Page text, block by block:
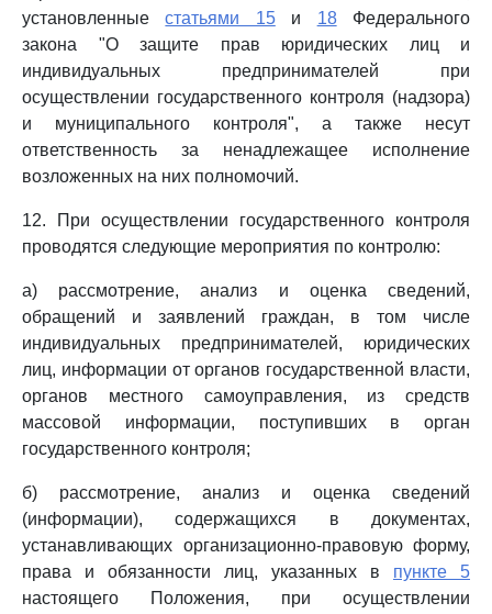
установленныестатьями 15и 18Федерального
закона "О защите прав юридических лиц и
индивидуальных предпринимателей при
осуществлении государственного контроля (надзора)
и муниципального контроля", а также несут
ответственность за ненадлежащее исполнение
возложенных на них полномочий.
12. При осуществлении государственного контроля
проводятся следующие мероприятия по контролю:
а) рассмотрение, анализ и оценка сведений,
обращений и заявлений граждан, в том числе
индивидуальных предпринимателей, юридических
лиц, информации от органов государственной власти,
органов местного самоуправления, из средств
массовой информации, поступивших в орган
государственного контроля;
б) рассмотрение, анализ и оценка сведений
(информации), содержащихся в документах,
устанавливающих организационно-правовую форму,
права и обязанности лиц, указанных в пункте 5
настоящего Положения, при осуществлении